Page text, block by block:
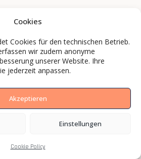
Cookies
Cookies für den technischen Betrieb.
wir zudem anonyme
unserer Website. Ihre
jederzeit anpassen.
Akzeptieren
Einstellungen
Cookie Policy
setzen mit BCS
Bilder, die wirken.